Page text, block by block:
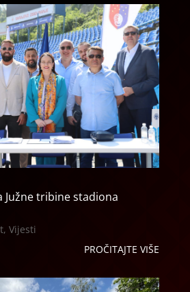
Južne tribine stadiona
, Vijesti
PROČITAJTE VIŠE